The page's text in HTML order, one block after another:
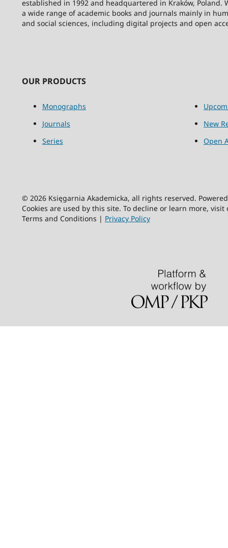
established in 1992 and headquartered in Kraków, Poland.
a wide range of academic books and journals mainly in
and social sciences, including digital projects and open
OUR PRODUCTS
Monographs
Journals
Series
New
Open
© 2026 Księgarnia Akademicka, all rights reserved.
Cookies are used by this site. To decline or learn more,
Terms and Conditions | Privacy Policy